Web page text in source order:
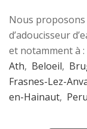
Nous proposons
d’adoucisseur
et notamment à :
Ath, Beloeil,
Frasnes-Lez-
en-Hainaut,